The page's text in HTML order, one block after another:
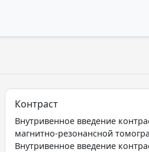
Контраст
Внутривенное введение
магнитно-резонансной
Внутривенное введение